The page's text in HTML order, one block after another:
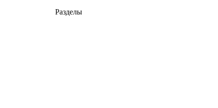
Разделы